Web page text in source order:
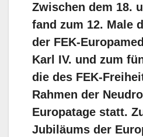
Zwischen dem 18.
fand zum 12. Male
der FEK-
Karl IV. und zum
die des FEK-
Rahmen der
Europatage statt.
Jubiläums der